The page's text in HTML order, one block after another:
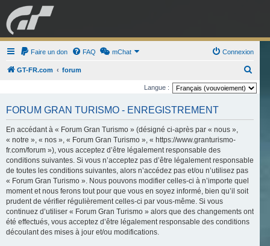
GRAN TURISMO FORUM
BOUTIQUE
Faire un don FAQ mChat Connexion
GT-FR.com forum
e
Langue :
FORUM GRAN TURISMO - ENREGISTREMENT
En accédant à « Forum Gran Turismo » (désigné ci-après par « nous »,
« notre », « nos », « Forum Gran Turismo », « https://www.granturismo-
fr.com/forum »), vous acceptez d’être légalement responsable des
conditions suivantes. Si vous n’acceptez pas d’être légalement responsable
de toutes les conditions suivantes, alors n’accédez pas et/ou n’utilisez pas
« Forum Gran Turismo ». Nous pouvons modifier celles-ci à n’importe quel
moment et nous ferons tout pour que vous en soyez informé, bien qu’il soit
prudent de vérifier régulièrement celles-ci par vous-même. Si vous
continuez d’utiliser « Forum Gran Turismo » alors que des changements ont
été effectués, vous acceptez d’être légalement responsable des conditions
découlant des mises à jour et/ou modifications.